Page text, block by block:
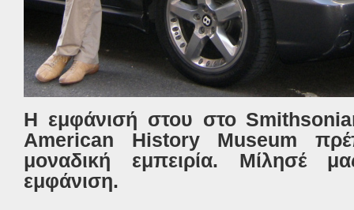
Η εμφάνισή στου στο
American History Museum
μοναδική εμπειρία. Μίλησέ
εμφάνιση.